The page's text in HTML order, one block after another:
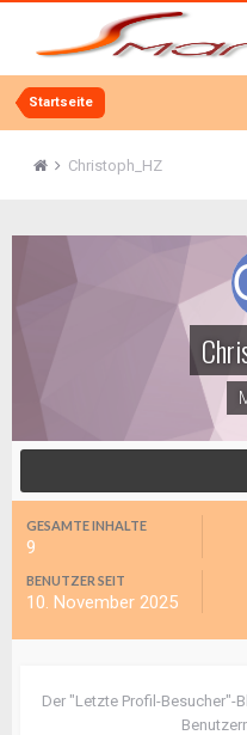
Startseite
Christoph_HZ
GESAMTE INHALTE
9
BENUTZER SEIT
10. November 2025
Der "Letzte Profil-Besucher"-